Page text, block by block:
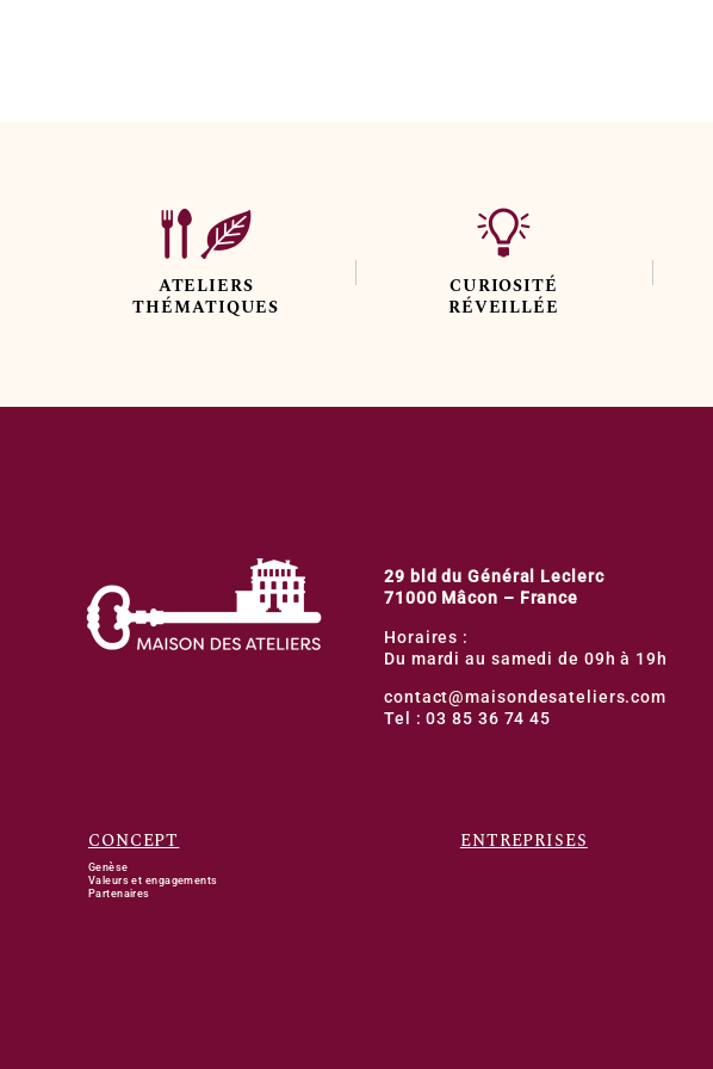
ATELIERS
THÉMATIQUES
CURIOSITÉ
RÉVEILLÉE
29 bld du Général Leclerc
71000 Mâcon – France
Horaires :
Du mardi au samedi de 09h à 19h
contact@maisondesateliers.com
Tel : 03 85 36 74 45
CONCEPT
Genèse
Valeurs et engagements
Partenaires
ENTREPRISES